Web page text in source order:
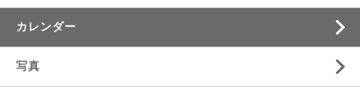
カレンダー
写真